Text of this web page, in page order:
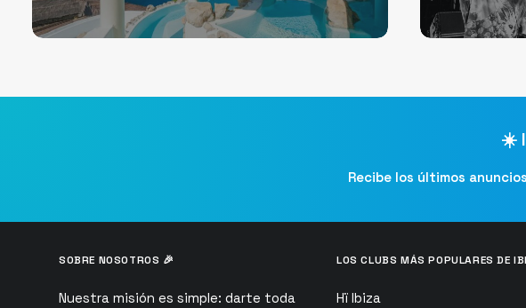
☀️
Recibe los últimos
SOBRE NOSOTROS 🎉
Nuestra misión es simple: darte toda
LOS CLUBS MÁS POPULARES DE
Hï Ibiza